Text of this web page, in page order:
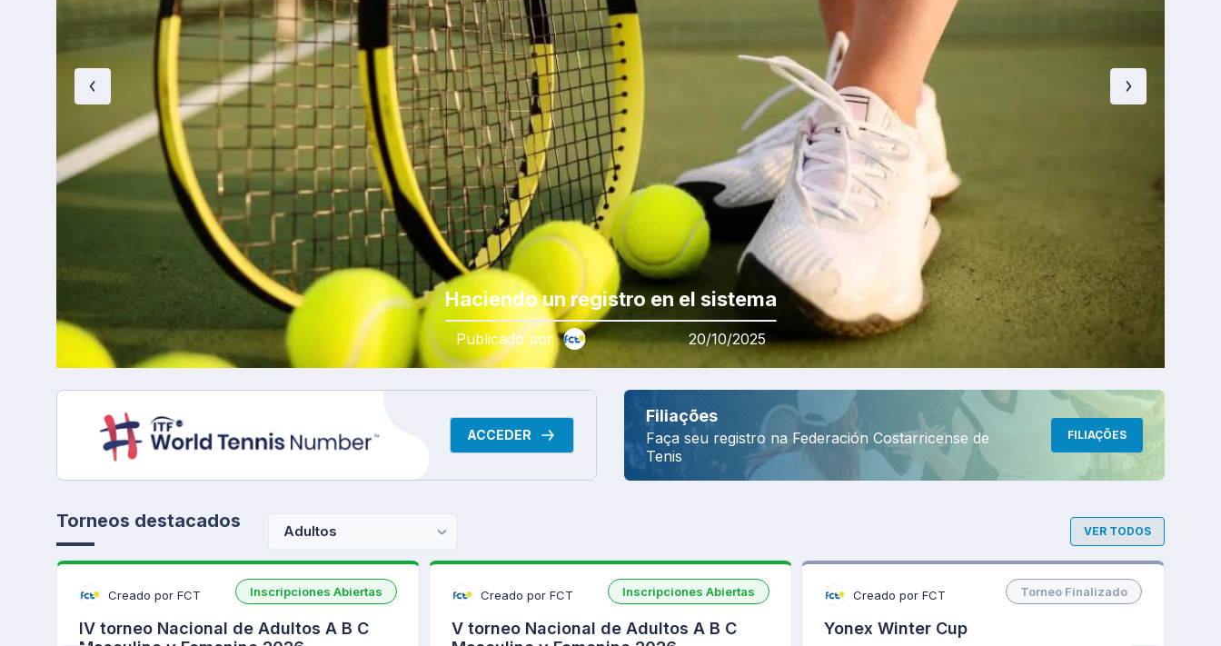
Haciendo un registro en el sistema
Publicado por 20/10/2025
ACCEDER
Filiações
Faça seu registro na Federación Costarricense de
Tenis
FILIAÇÕES
Torneos destacados Adultos VER TODOS
Creado por FCT Inscripciones Abiertas
IV torneo Nacional de Adultos A B C
Creado por FCT Inscripciones Abiertas
V torneo Nacional de Adultos A B C
Creado por FCT Torneo Finalizado
Yonex Winter Cup